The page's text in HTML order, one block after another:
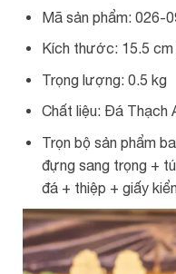
Mã sản phẩm: 026-
Kích thước: 15.5 cm
Trọng lượng: 0.5 kg
Chất liệu: Đá Thạch
Trọn bộ sản phẩm
đựng sang trọng +
đá + thiệp + giấy